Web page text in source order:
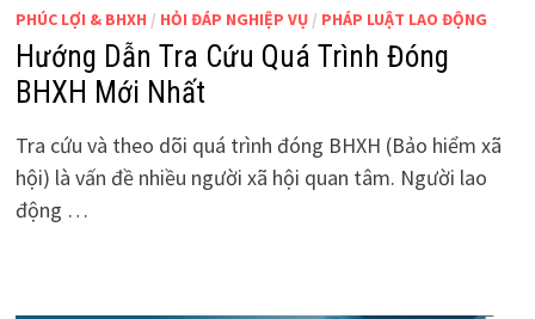
PHÚC LỢI & BHXH / HỎI ĐÁP NGHIỆP VỤ/ PHÁP LUẬT LAO ĐỘNG
Hướng Dẫn Tra Cứu Quá Trình Đóng
BHXH Mới Nhất
Tra cứu và theo dõi quá trình đóng BHXH (Bảo hiểm xã
hội) là vấn đề nhiều người xã hội quan tâm. Người lao
động …